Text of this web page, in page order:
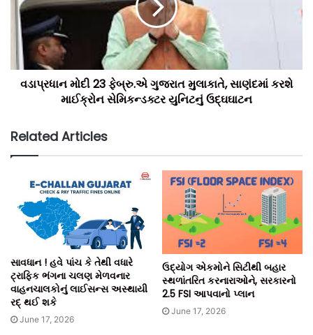
આ ઉપરાંત, દેશભરમાંથી આવેલા ટાઉન પ્લાનર્સ અને આર્કીટેક્ટસ્
કોમનવેલ્થ ગેમ્સ-2030નું યજમાનપદ શોભાવી રહ્યું છે, ત્યારે તેમાં
કેવી રીતે પ્લાનિંગ કરવું, કેવા પ્રકારનો માળખાકીય વિકાસ કરવામાં
આવશે તો, ગ્લોબલ ઈવેન્ટ કોમનવેલ્થ ગેમ્સમાં સફળ થવાશે તેવા
વિષયો પર ચર્ચા-વિચારણા કરવામાં આવી હતી.
નોંધનીય છે કે, ઓલ ઈન્ડિયા ટાઉન પ્લાનિંગ ઈન્સ્ટિટ્યૂટ દ્વારા
આયોજિત ત્રિદિવસીય કોન્ફરન્સમાં સાંજે ગુજરાતના મુખ્યમંત્રી
ભુપેન્દ્ર પટેલ ઉપસ્થિત રહેવાના છે.
ટીમ બિલ્ટ ઈન્ડિયા.
વડાપ્રધાન મોદી 23 ફેબ્રુ.એ ગુજરાત મુલાકાતે, સાણંદમાં કરશે
માઈક્રોન સેમિકન્ડક્ટર યુનિટનું ઉદ્ઘઘાટન
Related Articles
સાવધાન ! હવે પાંચ કે તેથી વધારે
ટ્રાફિક ભંગના ચલણ મેળવનાર
વાહનચાલકોનું લાઈસન્સ અસ્થાયી
રદ્ થઈ શકે
June 17, 2026
ઉદ્યોગ એકમોને સિટીથી બહાર
સ્થળાંતરિત કરનારાઓને, સરકારનો
2.5 FSI આપવાનો પ્લાન
June 17, 2026